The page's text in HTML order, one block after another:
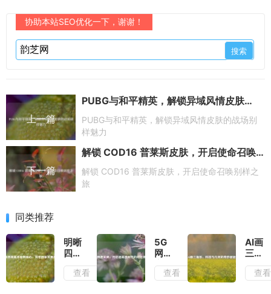
协助本站SEO优化一下，谢谢！
上一篇
PUBG与和平精英，解锁异域风情皮肤的战场别样魅力
PUBG与和平精英，解锁异域风情皮肤的战场别
样魅力
下一篇
解锁 COD16 普莱斯皮肤，开启使命召唤别样之旅
解锁 COD16 普莱斯皮肤，开启使命召唤别样之
旅
同类推荐
明晰
四项
基本
原则
查看
5G
网速
实
测，
查看
AI画
三角
形，
科技
查看